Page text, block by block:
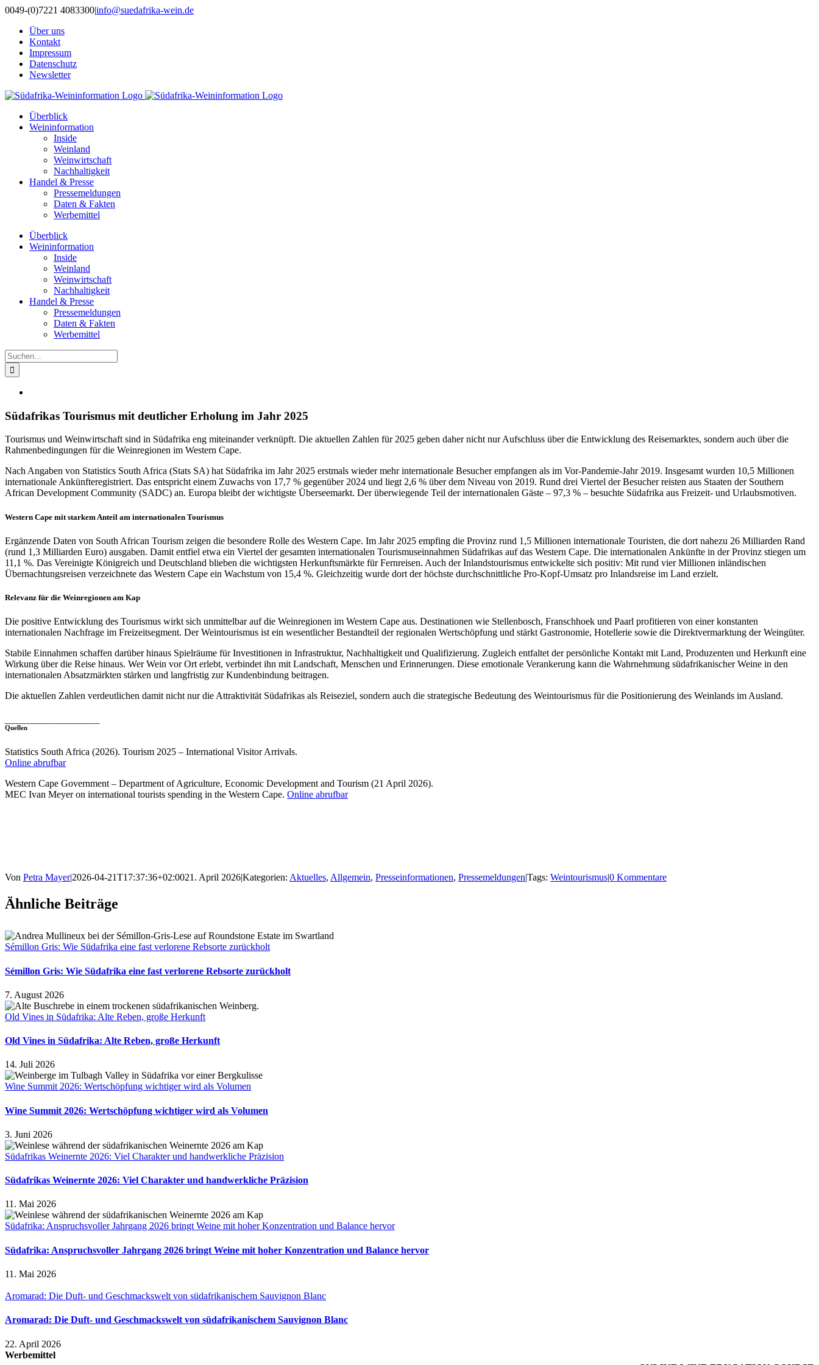
Zum
springen
0049-(0)7221 4083300|info@suedafrika-wein.de
Über uns
Kontakt
Impressum
Datenschutz
Newsletter
Überblick
Weininformation
Inside
Weinland
Weinwirtschaft
Nachhaltigkeit
Handel & Presse
Pressemeldungen
Daten & Fakten
Werbemittel
Überblick
Weininformation
Inside
Weinland
Weinwirtschaft
Nachhaltigkeit
Handel & Presse
Pressemeldungen
Daten & Fakten
Werbemittel
Suche
nach:
Bild
Südafrikas Tourismus mit deutlicher Erholung im Jahr 2025
Tourismus und Weinwirtschaft sind in Südafrika eng miteinander verknüpft. Die aktuellen Zahlen für 2025 geben daher nicht nur Aufschluss über die Entwicklung des Reisemarktes, sondern auch über die
Rahmenbedingungen für die Weinregionen im Western Cape.
Nach Angaben von Statistics South Africa (Stats SA) hat Südafrika im Jahr 2025 erstmals wieder mehr internationale Besucher empfangen als im Vor-Pandemie-Jahr 2019. Insgesamt wurden 10,5 Millionen
internationale Ankünfteregistriert. Das entspricht einem Zuwachs von 17,7 % gegenüber 2024 und liegt 2,6 % über dem Niveau von 2019. Rund drei Viertel der Besucher reisten aus Staaten der Southern
African Development Community (SADC) an. Europa bleibt der wichtigste Überseemarkt. Der überwiegende Teil der internationalen Gäste – 97,3 % – besuchte Südafrika aus Freizeit- und Urlaubsmotiven.
Western Cape mit starkem Anteil am internationalen Tourismus
Ergänzende Daten von South African Tourism zeigen die besondere Rolle des Western Cape. Im Jahr 2025 empfing die Provinz rund 1,5 Millionen internationale Touristen, die dort nahezu 26 Milliarden Rand
(rund 1,3 Milliarden Euro) ausgaben. Damit entfiel etwa ein Viertel der gesamten internationalen Tourismuseinnahmen Südafrikas auf das Western Cape. Die internationalen Ankünfte in der Provinz stiegen um
11,1 %. Das Vereinigte Königreich und Deutschland blieben die wichtigsten Herkunftsmärkte für Fernreisen. Auch der Inlandstourismus entwickelte sich positiv: Mit rund vier Millionen inländischen
Übernachtungsreisen verzeichnete das Western Cape ein Wachstum von 15,4 %. Gleichzeitig wurde dort der höchste durchschnittliche Pro-Kopf-Umsatz pro Inlandsreise im Land erzielt.
Relevanz für die Weinregionen am Kap
Die positive Entwicklung des Tourismus wirkt sich unmittelbar auf die Weinregionen im Western Cape aus. Destinationen wie Stellenbosch, Franschhoek und Paarl profitieren von einer konstanten
internationalen Nachfrage im Freizeitsegment. Der Weintourismus ist ein wesentlicher Bestandteil der regionalen Wertschöpfung und stärkt Gastronomie, Hotellerie sowie die Direktvermarktung der Weingüter.
Stabile Einnahmen schaffen darüber hinaus Spielräume für Investitionen in Infrastruktur, Nachhaltigkeit und Qualifizierung. Zugleich entfaltet der persönliche Kontakt mit Land, Produzenten und Herkunft eine
Wirkung über die Reise hinaus. Wer Wein vor Ort erlebt, verbindet ihn mit Landschaft, Menschen und Erinnerungen. Diese emotionale Verankerung kann die Wahrnehmung südafrikanischer Weine in den
internationalen Absatzmärkten stärken und langfristig zur Kundenbindung beitragen.
Die aktuellen Zahlen verdeutlichen damit nicht nur die Attraktivität Südafrikas als Reiseziel, sondern auch die strategische Bedeutung des Weintourismus für die Positionierung des Weinlands im Ausland.
Quellen
Statistics South Africa (2026). Tourism 2025 – International Visitor Arrivals.
Online abrufbar
Western Cape Government – Department of Agriculture, Economic Development and Tourism (21 April 2026).
MEC Ivan Meyer on international tourists spending in the Western Cape. Online abrufbar
Von Petra Mayer|2026-04-21T17:37:36+02:0021. April 2026|Kategorien: Aktuelles, Allgemein, Presseinformationen, Pressemeldungen|Tags: Weintourismus|0 Kommentare
Ähnliche Beiträge
Sémillon Gris: Wie Südafrika eine fast verlorene Rebsorte zurückholt
Sémillon Gris: Wie Südafrika eine fast verlorene Rebsorte zurückholt
7. August 2026
Old Vines in Südafrika: Alte Reben, große Herkunft
Old Vines in Südafrika: Alte Reben, große Herkunft
14. Juli 2026
Wine Summit 2026: Wertschöpfung wichtiger wird als Volumen
Wine Summit 2026: Wertschöpfung wichtiger wird als Volumen
3. Juni 2026
Südafrikas Weinernte 2026: Viel Charakter und handwerkliche Präzision
Südafrikas Weinernte 2026: Viel Charakter und handwerkliche Präzision
11. Mai 2026
Südafrika: Anspruchsvoller Jahrgang 2026 bringt Weine mit hoher Konzentration und Balance hervor
Südafrika: Anspruchsvoller Jahrgang 2026 bringt Weine mit hoher Konzentration und Balance hervor
11. Mai 2026
Aromarad: Die Duft- und Geschmackswelt von südafrikanischem Sauvignon Blanc
Aromarad: Die Duft- und Geschmackswelt von südafrikanischem Sauvignon Blanc
22. April 2026
Werbemittel